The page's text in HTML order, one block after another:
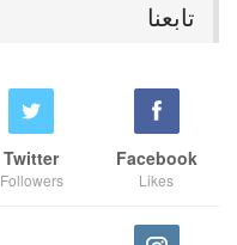
تابعنا
Facebook
Likes
Twitter
Followers